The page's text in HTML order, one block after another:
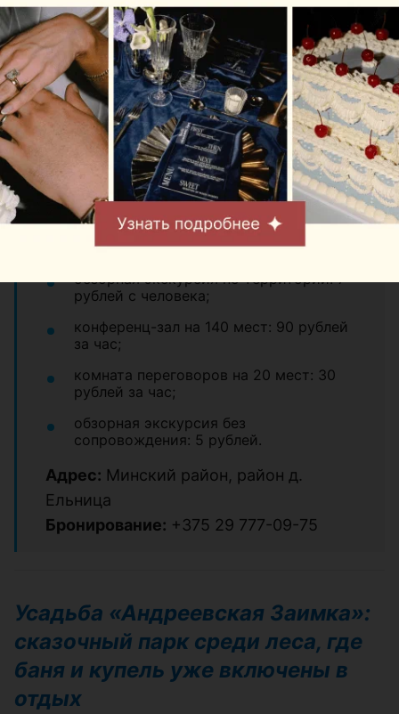
питание, полный рацион на день: от 60
рублей с человека;
сауны и восстановительные
комплексы: от 75 до 200 рублей за
сеанс 2 часа;
беседка на день: открытая 50 рублей,
крытая 100 рублей;
прокат велосипеда: 5 рублей за час, 20
рублей за день;
открытые спортивные площадки: от 40
до 360 рублей за час;
обзорная экскурсия по территории: 7
рублей с человека;
конференц-зал на 140 мест: 90 рублей
за час;
комната переговоров на 20 мест: 30
рублей за час;
обзорная экскурсия без
сопровождения: 5 рублей.
Адрес: Минский район, район д.
Ельница
Бронирование: +375 29 777-09-75
Усадьба «Андреевская Заимка»:
сказочный парк среди леса, где
баня и купель уже включены в
отдых